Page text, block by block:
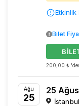
Etkinlik
200,00 ₺
Bilet
Ağu
25
25